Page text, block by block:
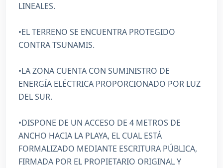
LINEALES.
•EL TERRENO SE ENCUENTRA PROTEGIDO
CONTRA TSUNAMIS.
•LA ZONA CUENTA CON SUMINISTRO DE
ENERGÍA ELÉCTRICA PROPORCIONADO POR LUZ
DEL SUR.
•DISPONE DE UN ACCESO DE 4 METROS DE
ANCHO HACIA LA PLAYA, EL CUAL ESTÁ
FORMALIZADO MEDIANTE ESCRITURA PÚBLICA,
FIRMADA POR EL PROPIETARIO ORIGINAL Y